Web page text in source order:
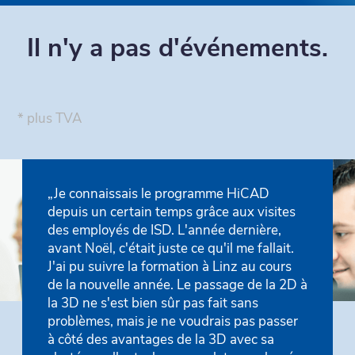
Il n'y a pas d'événements.
* plus TVA
„Je connaissais le programme HiCAD
depuis un certain temps grâce aux visites
des employés de ISD. L'année dernière,
avant Noël, c'était juste ce qu'il me fallait.
J'ai pu suivre la formation à Linz au cours
de la nouvelle année. Le passage de la 2D à
la 3D ne s'est bien sûr pas fait sans
problèmes, mais je ne voudrais pas passer
à côté des avantages de la 3D avec sa
„Lors
non
pris
à mes
Ruedi
„La
une
siège,
Franz
„Des
très
l'on
Frank
de
été
en